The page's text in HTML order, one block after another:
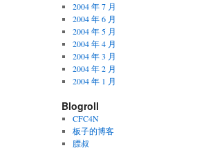
2004 年 7 月
2004 年 6 月
2004 年 5 月
2004 年 4 月
2004 年 3 月
2004 年 2 月
2004 年 1 月
Blogroll
CFC4N
板子的博客
膘叔